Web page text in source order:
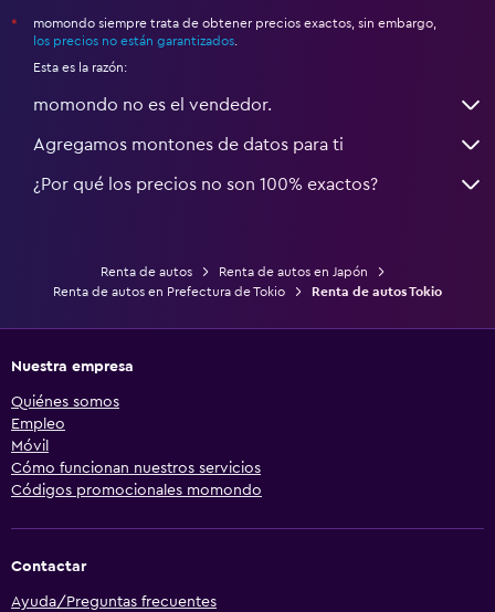
*
momondo siempre trata de obtener precios exactos, sin embargo,
los precios no están garantizados
Esta es la razón:
momondo no es el vendedor.
Agregamos montones de datos para ti
¿Por qué los precios no son 100% exactos?
Renta de autos
Renta de autos en Japón
Renta de autos en Prefectura de Tokio
Renta de autos Tokio
Nuestra empresa
Quiénes somos
Empleo
Móvil
Cómo funcionan nuestros servicios
Códigos promocionales momondo
Contactar
Ayuda/Preguntas frecuentes